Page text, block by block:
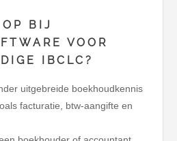
BIJ
VOOR
IBCLC?
uitgebreide boekhoudkennis
facturatie, btw-aangifte en